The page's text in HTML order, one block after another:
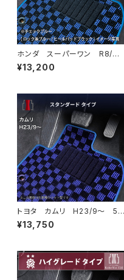
ホンダ スーパーワン R8/
5〜 JG6 フロアマット一式
カーマット スタンダードタイプ
¥13,200
トヨタ カムリ H23/9〜 5
0/70系 フロアマット一式 カ
ーマット スタンダードタイプ
¥13,750